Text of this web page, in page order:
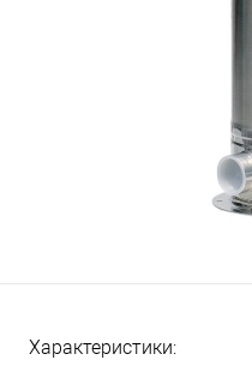
Характеристики: